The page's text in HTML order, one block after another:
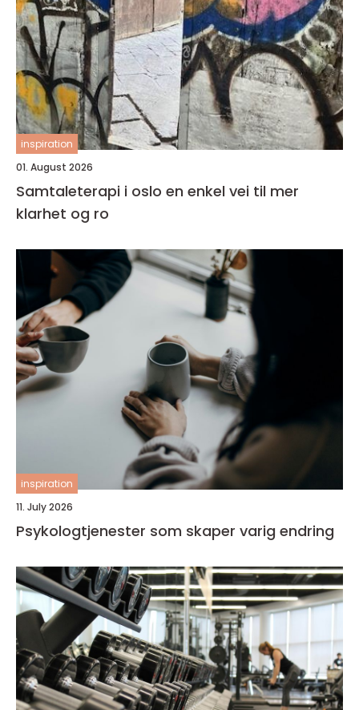
inspiration
01. August 2026
Samtaleterapi i oslo en enkel vei til mer
klarhet og ro
inspiration
11. July 2026
Psykologtjenester som skaper varig endring